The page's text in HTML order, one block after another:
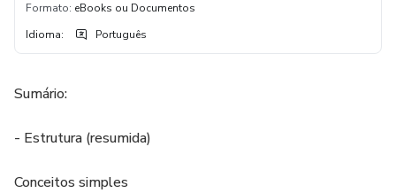
Formato: eBooks ou Documentos
Idioma: Português
Sumário:
- Estrutura (resumida)
Conceitos simples